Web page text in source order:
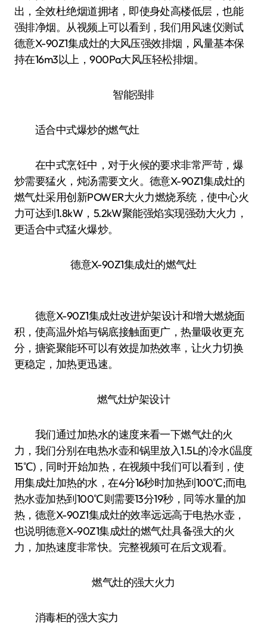
出，全效杜绝烟道拥堵，即使身处高楼低层，也能
强排净烟。从视频上可以看到，我们用风速仪测试
德意X-90Z1集成灶的大风压强效排烟，风量基本保
持在16m3以上，900Pa大风压轻松排烟。
智能强排
适合中式爆炒的燃气灶
在中式烹饪中，对于火候的要求非常严苛，爆
炒需要猛火，炖汤需要文火。德意X-90Z1集成灶的
燃气灶采用创新POWER大火力燃烧系统，使中心火
力可达到1.8kW，5.2kW聚能强焰实现强劲大火力，
更适合中式猛火爆炒。
德意X-90Z1集成灶的燃气灶
德意X-90Z1集成灶改进炉架设计和增大燃烧面
积，使高温外焰与锅底接触面更广，热量吸收更充
分，搪瓷聚能环可以有效提加热效率，让火力切换
更稳定，加热更迅速。
燃气灶炉架设计
我们通过加热水的速度来看一下燃气灶的火
力，我们分别在电热水壶和锅里放入1.5L的冷水(温度
15℃)，同时开始加热，在视频中我们可以看到，使
用集成灶加热的水，在4分16秒时加热到100℃;而电
热水壶加热到100℃则需要13分19秒，同等水量的加
热，德意X-90Z1集成灶的效率远远高于电热水壶，
也说明德意X-90Z1集成灶的燃气灶具备强大的火
力，加热速度非常快。完整视频可在后文观看。
燃气灶的强大火力
消毒柜的强大实力